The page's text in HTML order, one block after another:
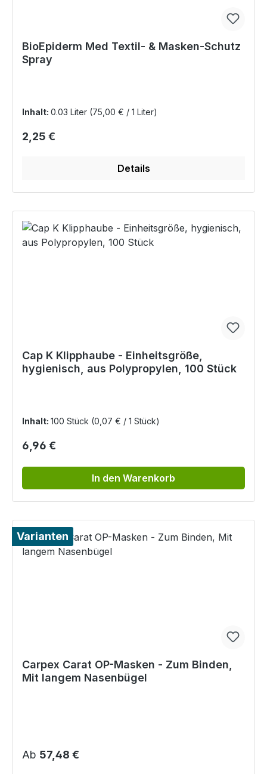
BioEpiderm Med Textil- & Masken-Schutz
Spray
Inhalt: 0.03 Liter (75,00 € / 1 Liter)
Regulärer Preis:
2,25 €
Details
Cap K Klipphaube - Einheitsgröße,
hygienisch, aus Polypropylen, 100 Stück
Inhalt: 100 Stück (0,07 € / 1 Stück)
Regulärer Preis:
6,96 €
In den Warenkorb
Varianten
Carpex Carat OP-Masken - Zum Binden,
Mit langem Nasenbügel
Regulärer Preis:
Ab 57,48 €